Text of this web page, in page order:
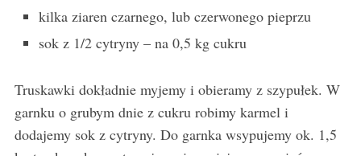
kilka ziaren czarnego, lub czerwonego pieprzu
sok z 1/2 cytryny – na 0,5 kg cukru
Truskawki dokładnie myjemy i obieramy z szypułek. W
garnku o grubym dnie z cukru robimy karmel i
dodajemy sok z cytryny. Do garnka wsypujemy ok. 1,5